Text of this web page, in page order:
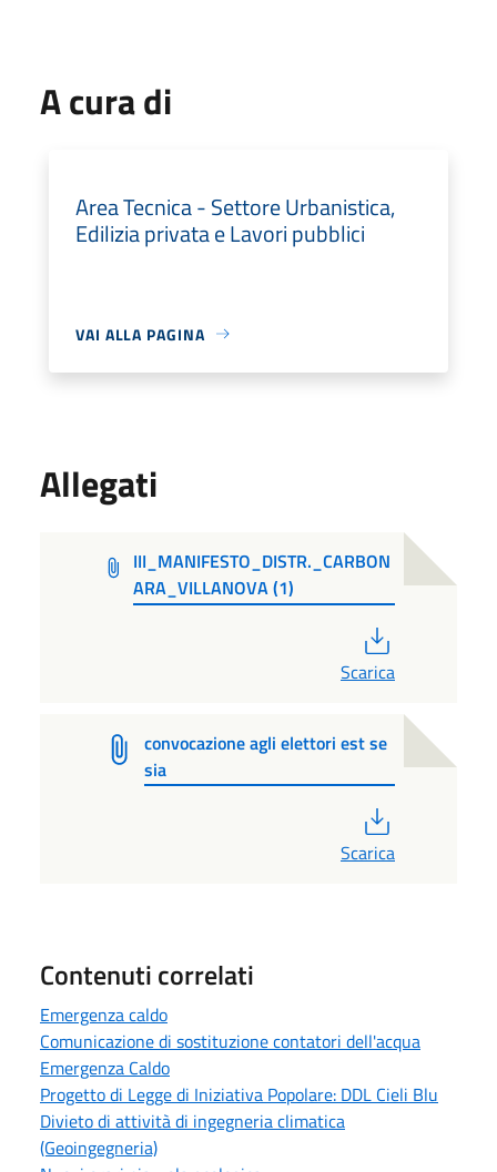
A cura di
Area Tecnica - Settore Urbanistica,
Edilizia privata e Lavori pubblici
VAI ALLA PAGINA
Allegati
III_MANIFESTO_DISTR._CARBON
ARA_VILLANOVA (1)
Scarica
convocazione agli elettori est se
sia
Scarica
Contenuti correlati
Emergenza caldo
Comunicazione di sostituzione contatori dell'acqua
Emergenza Caldo
Progetto di Legge di Iniziativa Popolare: DDL Cieli Blu
Divieto di attività di ingegneria climatica
(Geoingegneria)